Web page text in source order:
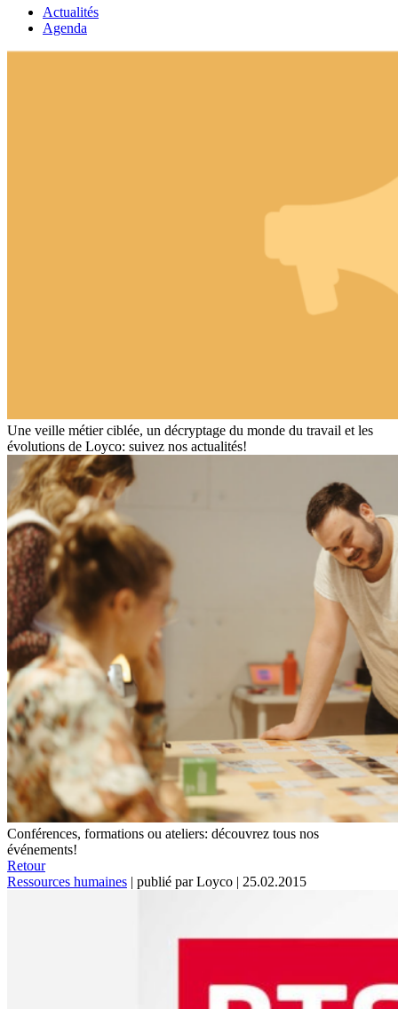
Actualités
Agenda
Une veille métier ciblée, un décryptage du monde du travail et les
évolutions de Loyco: suivez nos actualités!
Conférences, formations ou ateliers: découvrez tous nos
événements!
Retour
Ressources humaines | publié par Loyco | 25.02.2015